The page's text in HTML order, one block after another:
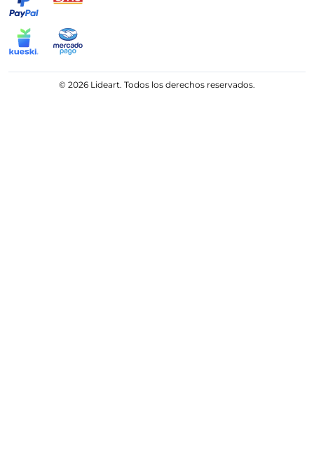
© 2026 Lideart. Todos los derechos reservados.